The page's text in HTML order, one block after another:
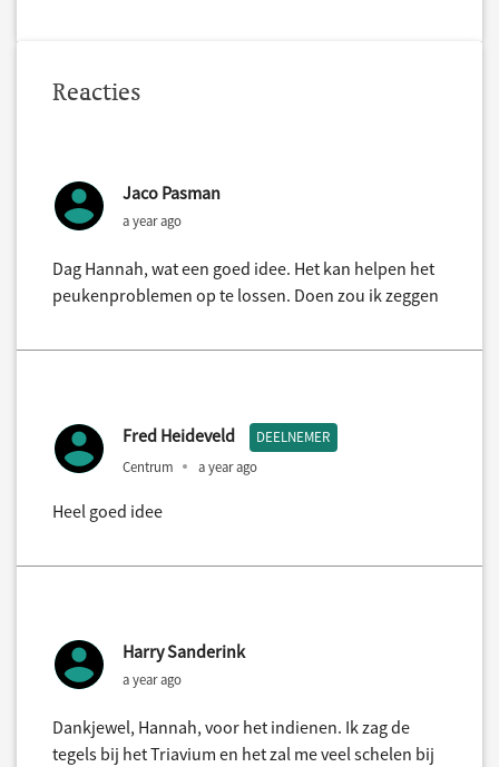
Reacties
Jaco Pasman
a year ago
Dag Hannah, wat een goed idee. Het kan helpen het
peukenproblemen op te lossen. Doen zou ik zeggen
Fred Heideveld DEELNEMER
Centrum a year ago
Heel goed idee
Harry Sanderink
a year ago
Dankjewel, Hannah, voor het indienen. Ik zag de
tegels bij het Triavium en het zal me veel schelen bij